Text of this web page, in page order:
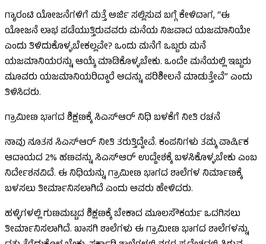
ಗ್ಯಾರಂಟಿ ಯೋಜನೆಗಳಿಗೆ ಮತ್ತೆ ಅರ್ಜಿ ಸಲ್ಲಿಸುವ ಬಗ್ಗೆ ಕೇಳಿದಾಗ, “ಈ
ಯೋಜನೆ ಲಾಭ ಪಡೆಯುತ್ತಿರುವವರು ಮನೆಯ ನಿಜವಾದ ಯಜಮಾನಿಯೇ
ಎಂದು ತಿಳಿದುಕೊಳ್ಳಬೇಕಲ್ಲವೇ? ಒಂದು ಮನೆಗೆ ಒಬ್ಬರು ಮನೆ
ಯಜಮಾನಿಯರನ್ನು ಆಯ್ಕೆ ಮಾಡಿಕೊಳ್ಳಬೇಕು. ಒಂದೇ ಮನೆಯಲ್ಲಿ ಇಬ್ಬರು
ಮೂವರು ಯಜಮಾನಿಯರಿದ್ದಾರೆ ಅದನ್ನು ಪರಿಶೀಲನೆ ಮಾಡುತ್ತೇವೆ” ಎಂದು
ತಿಳಿಸಿದರು.
ಗ್ರಾಮೀಣ ಭಾಗದ ಶಿಕ್ಷಣಕ್ಕೆ ಸಿಎಸ್ಆರ್ ನಿಧಿ ಬಳಕೆಗೆ ನೀತಿ ರಚನೆ
ನಾವು ನೂತನ ಸಿಎಸ್ಆರ್ ನೀತಿ ತರುತ್ತಿದ್ದೇವೆ. ಕಂಪನಿಗಳು ತಮ್ಮ ವಾರ್ಷಿಕ
ಆದಾಯದ 2% ಹಣವನ್ನು ಸಿಎಸ್ಆರ್ ಉದ್ದೇಶಕ್ಕೆ ಬಳಸಿಕೊಳ್ಳಬೇಕು ಎಂಬ
ನಿರ್ದೇಶನವಿದೆ. ಈ ನಿಧಿಯನ್ನು ಗ್ರಾಮೀಣ ಭಾಗದ ಶಾಲೆಗಳ ನಿರ್ಮಾಣಕ್ಕೆ
ಬಳಸಲು ತೀರ್ಮಾನಿಸಲಾಗಿದೆ ಎಂದು ಅವರು ಹೇಳಿದರು.
ಹಳ್ಳಿಗಳಲ್ಲಿ ಗುಣಮಟ್ಟದ ಶಿಕ್ಷಣಕ್ಕೆ ಬೇಕಾದ ಮೂಲಸೌಕರ್ಯ ಒದಗಿಸಲು
ತೀರ್ಮಾನಿಸಲಾಗಿದೆ. ಖಾಸಗಿ ಶಾಲೆಗಳು ಈ ಗ್ರಾಮೀಣ ಭಾಗದ ಶಾಲೆಗಳನ್ನು